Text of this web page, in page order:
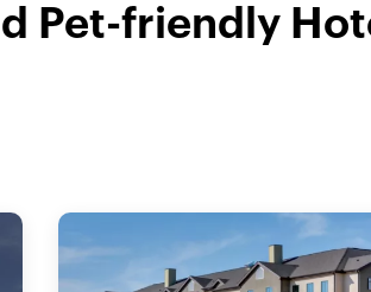
Pet-friendly